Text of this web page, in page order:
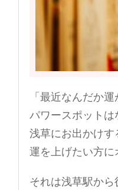
「最近なんだか
パワースポットは
浅草にお出かけす
運を上げたい方に
それは浅草駅から